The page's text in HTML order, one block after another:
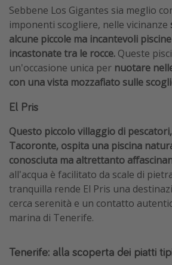
Sebbene Los Gigantes sia meglio
imponenti scogliere, nelle vicinanze
alcune piccole ma incantevoli
incastonate tra le rocce. Queste
un'occasione unica per nuotare
con una vista mozzafiato sulle
El Pris
Questo piccolo villaggio di
Tacoronte, ospita una piscina
conosciuta ma altrettanto
all'acqua è facilitato da scale di
tranquilla rende El Pris una
cerca serenità e un contatto
marina di Tenerife.
Tenerife: alla scoperta dei piatti